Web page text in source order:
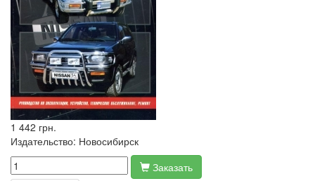
1 442 грн.
Издательство: Новосибирск
Заказать